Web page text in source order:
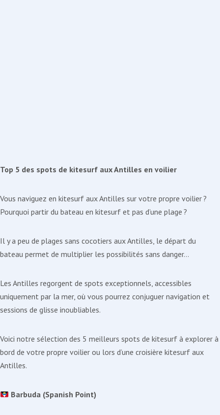
Top 5 des spots de kitesurf aux Antilles en voilier
Vous naviguez en kitesurf aux Antilles sur votre propre voilier ?
Pourquoi partir du bateau en kitesurf et pas d’une plage ?
Il y a peu de plages sans cocotiers aux Antilles, le départ du
bateau permet de multiplier les possibilités sans danger…
Les Antilles regorgent de spots exceptionnels, accessibles
uniquement par la mer, où vous pourrez conjuguer navigation et
sessions de glisse inoubliables.
Voici notre sélection des 5 meilleurs spots de kitesurf à explorer à
bord de votre propre voilier ou lors d’une croisière kitesurf aux
Antilles.
Barbuda (Spanish Point)